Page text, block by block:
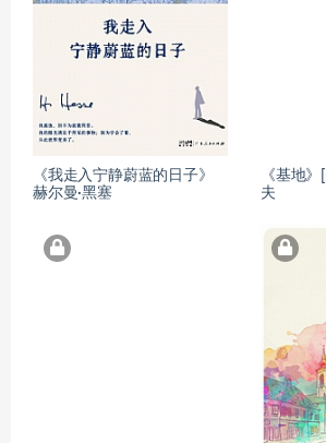
《我走入宁静蔚蓝的日子》
赫尔曼·黑塞
《基地
夫